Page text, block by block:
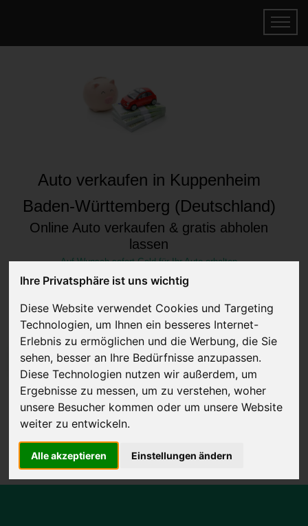
Ihre Privatsphäre ist uns wichtig
Diese Website verwendet Cookies und Targeting
Technologien, um Ihnen ein besseres Internet-
Erlebnis zu ermöglichen und die Werbung, die Sie
sehen, besser an Ihre Bedürfnisse anzupassen.
Diese Technologien nutzen wir außerdem, um
Ergebnisse zu messen, um zu verstehen, woher
unsere Besucher kommen oder um unsere Website
weiter zu entwickeln.
Alle akzeptieren Einstellungen ändern
Auto verkaufen in Kuppenheim
Baden-Württemberg (Deutschland)
Online Auto verkaufen & gratis abholen
lassen
Auf Wunsch sofort Geld für Ihr Auto erhalten
JETZT KOSTENLOSE BEWERTUNG
Kostenloses Angebotfür den Ankauf Ihres Autos inklusive der
Abholung, auf Wunsch sofort Geld. Ihre Daten werden nicht mit Dritten
Wir garantieren 100% Sicherheit.